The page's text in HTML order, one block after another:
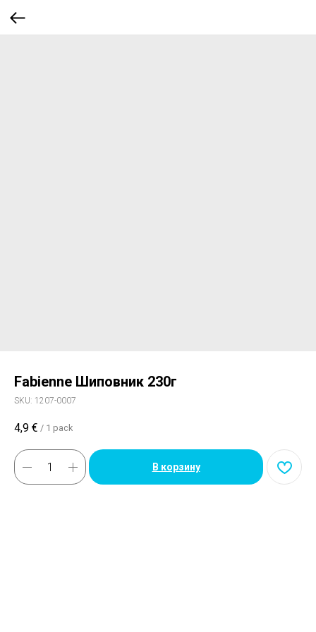
Fabienne Шиповник 230г
SKU: 1207-0007
4,9 € / 1 pack
В корзину